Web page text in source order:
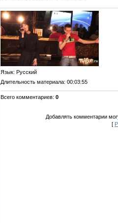
Язык: Русский
Длительность материала: 00:03:55
Всего комментариев: 0
Добавлять комментарии
[